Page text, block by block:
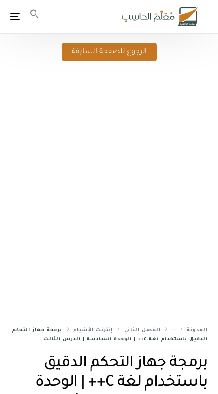
الرجوع للصفحة السابقة
المدونة -- الفصل الثاني إنترنت الأشياء
برمجة جهاز التحكم
الدقيق باستخدام لغة C++ | الوحدة السادسة | الدرس الثالث
برمجة جهاز التحكم الدقيق
باستخدام لغة C++ | الوحدة